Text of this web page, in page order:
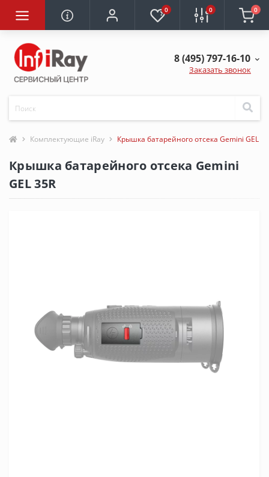
0 0 0
8 (495) 797-16-10
Заказать звонок
Комплектующие iRay Крышка батарейного отсека Gemini GEL
Крышка батарейного отсека Gemini
GEL 35R